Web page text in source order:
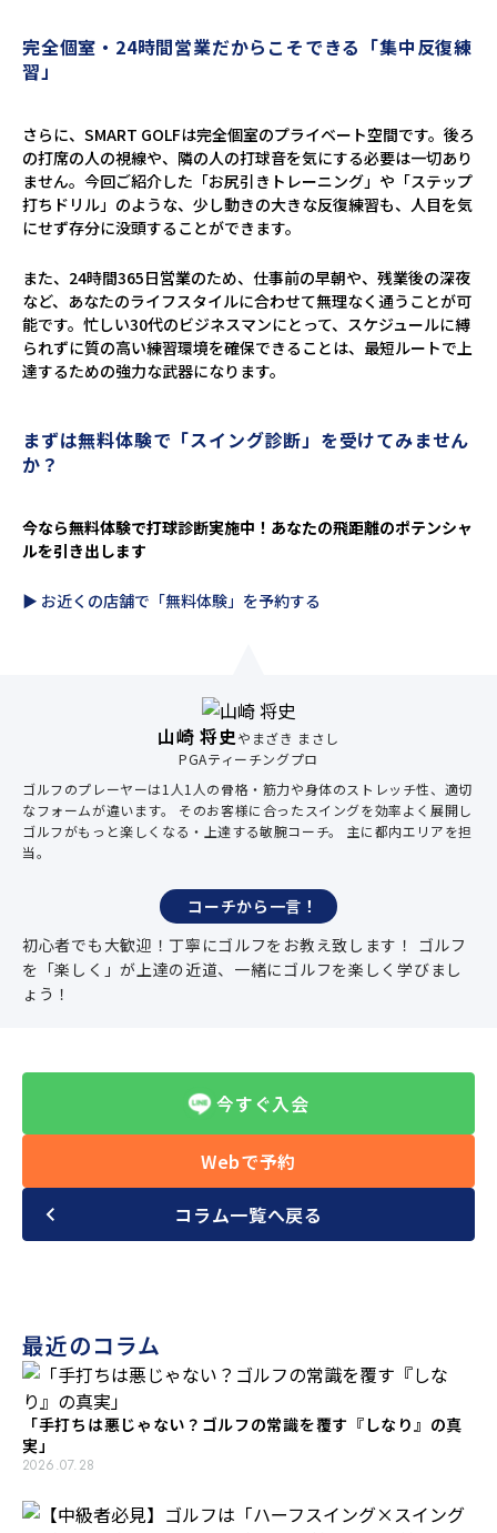
完全個室・24時間営業だからこそできる「集中反復練
習」
さらに、SMART GOLFは完全個室のプライベート空間です。後ろ
の打席の人の視線や、隣の人の打球音を気にする必要は一切あり
ません。今回ご紹介した「お尻引きトレーニング」や「ステップ
打ちドリル」のような、少し動きの大きな反復練習も、人目を気
にせず存分に没頭することができます。
また、24時間365日営業のため、仕事前の早朝や、残業後の深夜
など、あなたのライフスタイルに合わせて無理なく通うことが可
能です。忙しい30代のビジネスマンにとって、スケジュールに縛
られずに質の高い練習環境を確保できることは、最短ルートで上
達するための強力な武器になります。
まずは無料体験で「スイング診断」を受けてみません
か？
今なら無料体験で打球診断実施中！あなたの飛距離のポテンシャ
ルを引き出します
▶︎ お近くの店舗で「無料体験」を予約する
山崎 将史やまざき まさし
PGAティーチングプロ
ゴルフのプレーヤーは1人1人の骨格・筋力や身体のストレッチ性、適切
なフォームが違います。 そのお客様に合ったスイングを効率よく展開し
ゴルフがもっと楽しくなる・上達する敏腕コーチ。 主に都内エリアを担
当。
コーチから一言！
初心者でも大歓迎！丁寧にゴルフをお教え致します！ ゴルフ
を「楽しく」が上達の近道、一緒にゴルフを楽しく学びまし
ょう！
今すぐ入会
Webで予約
コラム一覧へ戻る
最近のコラム
「手打ちは悪じゃない？ゴルフの常識を覆す『しなり』の真
実」
2026.07.28